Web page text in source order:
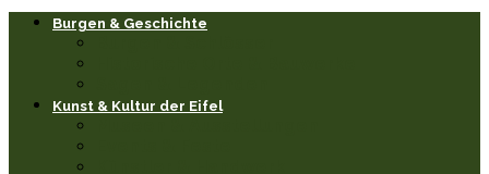
Burgen & Geschichte
Kunst & Kultur der Eifel